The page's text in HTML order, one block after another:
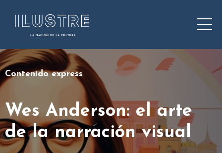
Contenido express
Wes Anderson: el arte
de la narración visual